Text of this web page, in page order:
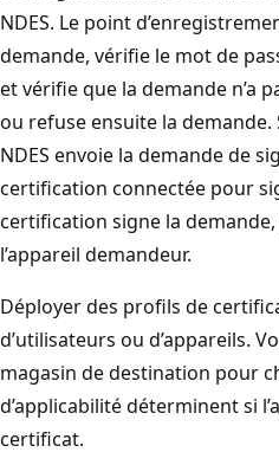
NDES. Le point
demande, vérifie le mot de
et vérifie que la demande n’a
ou refuse ensuite la demande.
NDES envoie la demande de
certification connectée pour
certification signe la
l’appareil demandeur.
Déployer des profils de
d’utilisateurs ou d’appareils.
magasin de destination pour
d’applicabilité déterminent si
certificat.